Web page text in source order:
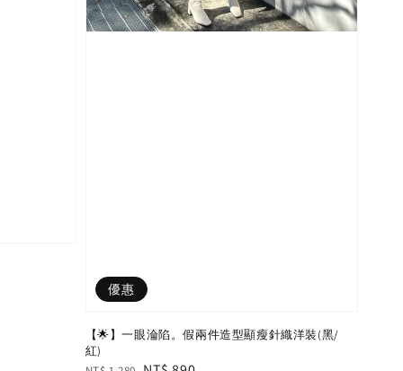
優惠
【🌟】一眼淪陷。假兩件造型顯瘦針織洋裝(黑/
紅)